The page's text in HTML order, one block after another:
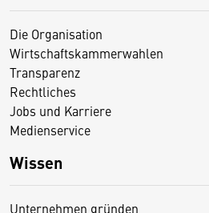
Die Organisation
Wirtschaftskammerwahlen
Transparenz
Rechtliches
Jobs und Karriere
Medienservice
Wissen
Unternehmen gründen